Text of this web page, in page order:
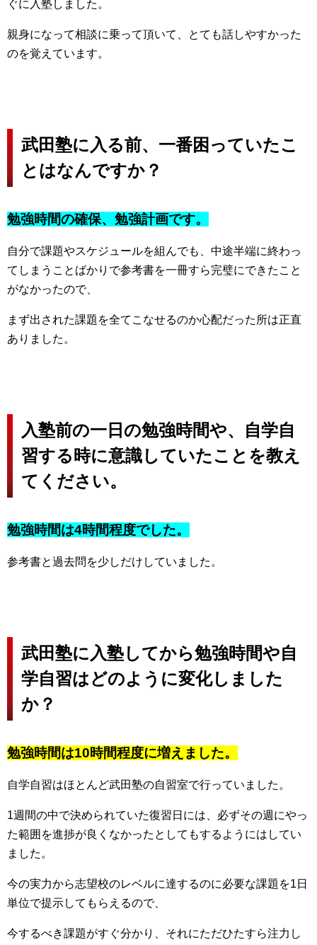
ぐに入塾しました。
親身になって相談に乗って頂いて、とても話しやすかった
のを覚えています。
武田塾に入る前、一番困っていたこ
とはなんですか？
勉強時間の確保、勉強計画です。
自分で課題やスケジュールを組んでも、中途半端に終わっ
てしまうことばかりで参考書を一冊すら完璧にできたこと
がなかったので、
まず出された課題を全てこなせるのか心配だった所は正直
ありました。
入塾前の一日の勉強時間や、自学自
習する時に意識していたことを教え
てください。
勉強時間は4時間程度でした。
参考書と過去問を少しだけしていました。
武田塾に入塾してから勉強時間や自
学自習はどのように変化しました
か？
勉強時間は10時間程度に増えました。
自学自習はほとんど武田塾の自習室で行っていました。
1週間の中で決められていた復習日には、必ずその週にやっ
た範囲を進捗が良くなかったとしてもするようにはしてい
ました。
今の実力から志望校のレベルに達するのに必要な課題を1日
単位で提示してもらえるので、
今するべき課題がすぐ分かり、それにただひたすら注力し